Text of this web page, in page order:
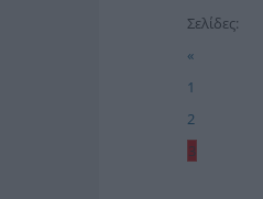
Σελίδες:
«
1
2
3